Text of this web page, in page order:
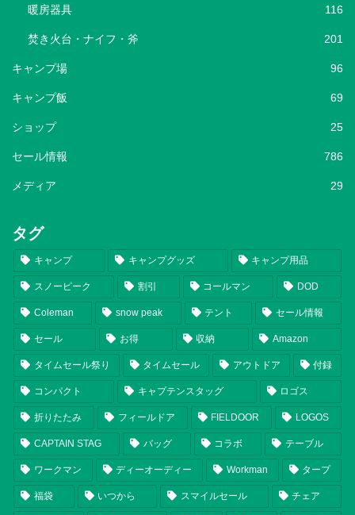
暖房器具 116
焚き火台・ナイフ・斧 201
キャンプ場 96
キャンプ飯 69
ショップ 25
セール情報 786
メディア 29
タグ
キャンプ キャンプグッズ キャンプ用品
スノーピーク 割引 コールマン DOD
Coleman snow peak テント セール情報
セール お得 収納 Amazon
タイムセール祭り タイムセール アウトドア 付録
コンパクト キャプテンスタッグ ロゴス
折りたたみ フィールドア FIELDOOR LOGOS
CAPTAIN STAG バッグ コラボ テーブル
ワークマン ディーオーディー Workman タープ
福袋 いつから スマイルセール チェア